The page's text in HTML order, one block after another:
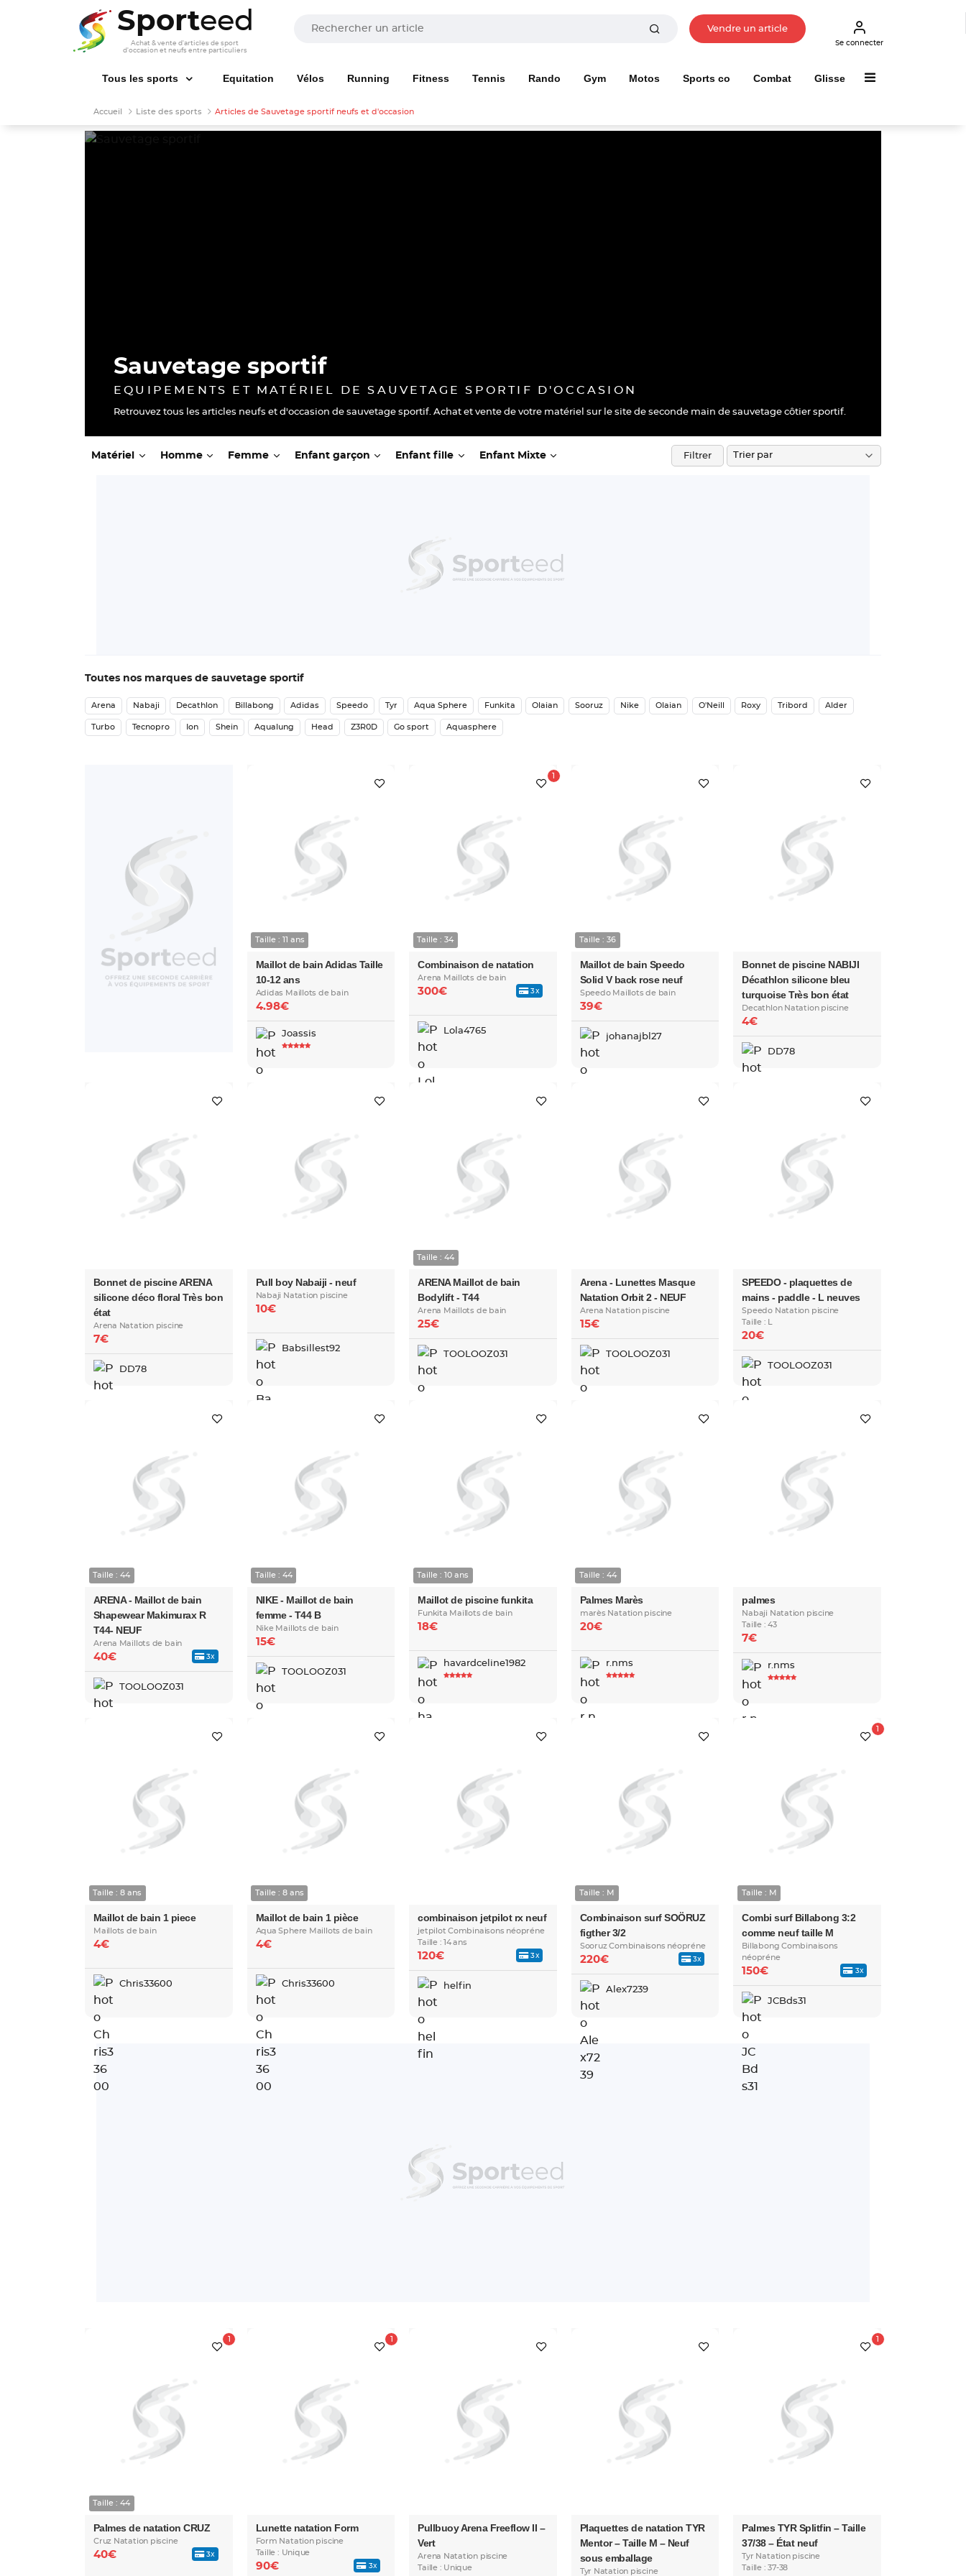
Sporteed
Achat & vente d'articles de sport
d'occasion et neufs entre particuliers
Vendre un article
Se connecter
Tous les sports Equitation Vélos Running Fitness Tennis Rando Gym Motos Sports co Combat Glisse
Accueil Liste des sports Articles de Sauvetage sportif neufs et d'occasion
Sauvetage sportif
EQUIPEMENTS ET MATÉRIEL DE SAUVETAGE SPORTIF D'OCCASION
Retrouvez tous les articles neufs et d'occasion de sauvetage sportif. Achat et vente de votre matériel sur le site de seconde main de sauvetage côtier sportif.
Matériel Homme Femme Enfant garçon Enfant fille Enfant Mixte Filtrer
Toutes nos marques de sauvetage sportif
Arena Nabaji Decathlon Billabong Adidas Speedo Tyr Aqua Sphere Funkita Olaian Sooruz Nike Olaian O'Neill Roxy Tribord Alder
Turbo Tecnopro Ion Shein Aqualung Head Z3R0D Go sport Aquasphere
Taille : 11 ans
Maillot de bain Adidas Taille
10-12 ans
Adidas Maillots de bain
4.98€
Joassis
Taille : 34
Combinaison de natation
Arena Maillots de bain
3x
300€
Lola4765
Taille : 36
Maillot de bain Speedo
Solid V back rose neuf
Speedo Maillots de bain
39€
johanajbl27
Bonnet de piscine NABIJI
Décathlon silicone bleu
turquoise Très bon état
Decathlon Natation piscine
4€
DD78
Bonnet de piscine ARENA
silicone déco floral Très bon
état
Arena Natation piscine
7€
DD78
Pull boy Nabaiji - neuf
Nabaji Natation piscine
10€
Babsillest92
Taille : 44
ARENA Maillot de bain
Bodylift - T44
Arena Maillots de bain
25€
TOOLOOZ031
Arena - Lunettes Masque
Natation Orbit 2 - NEUF
Arena Natation piscine
15€
TOOLOOZ031
SPEEDO - plaquettes de
mains - paddle - L neuves
Speedo Natation piscine
Taille : L
20€
TOOLOOZ031
Taille : 44
ARENA - Maillot de bain
Shapewear Makimurax R
T44- NEUF
Arena Maillots de bain
3x
40€
TOOLOOZ031
Taille : 44
NIKE - Maillot de bain
femme - T44 B
Nike Maillots de bain
15€
TOOLOOZ031
Taille : 10 ans
Maillot de piscine funkita
Funkita Maillots de bain
18€
havardceline1982
Taille : 44
Palmes Marès
marès Natation piscine
20€
r.nms
palmes
Nabaji Natation piscine
Taille : 43
7€
r.nms
Taille : 8 ans
Maillot de bain 1 piece
Maillots de bain
4€
Chris33600
Taille : 8 ans
Maillot de bain 1 pièce
Aqua Sphere Maillots de bain
4€
Chris33600
combinaison jetpilot rx neuf
jetpilot Combinaisons néopréne
Taille : 14 ans
3x
120€
helfin
Taille : M
Combinaison surf SOÖRUZ
figther 3/2
Sooruz Combinaisons néopréne
3x
220€
Alex7239
Taille : M
Combi surf Billabong 3:2
comme neuf taille M
Billabong Combinaisons
néopréne
3x
150€
JCBds31
Taille : 44
Palmes de natation CRUZ
Cruz Natation piscine
3x
40€
Lunette natation Form
Form Natation piscine
Taille : Unique
3x
90€
Pullbuoy Arena Freeflow II –
Vert
Arena Natation piscine
Taille : Unique
Plaquettes de natation TYR
Mentor – Taille M – Neuf
sous emballage
Tyr Natation piscine
Palmes TYR Splitfin – Taille
37/38 – État neuf
Tyr Natation piscine
Taille : 37-38